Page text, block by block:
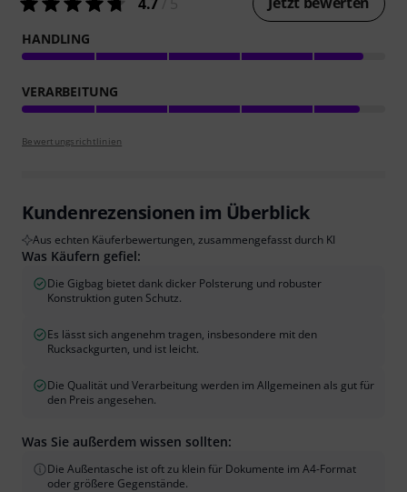
HANDLING
VERARBEITUNG
Bewertungsrichtlinien
Kundenrezensionen im Überblick
Aus echten Käuferbewertungen, zusammengefasst durch KI
Was Käufern gefiel:
Die Gigbag bietet dank dicker Polsterung und robuster
Konstruktion guten Schutz.
Es lässt sich angenehm tragen, insbesondere mit den
Rucksackgurten, und ist leicht.
Die Qualität und Verarbeitung werden im Allgemeinen als gut für
den Preis angesehen.
Was Sie außerdem wissen sollten:
Die Außentasche ist oft zu klein für Dokumente im A4-Format
oder größere Gegenstände.